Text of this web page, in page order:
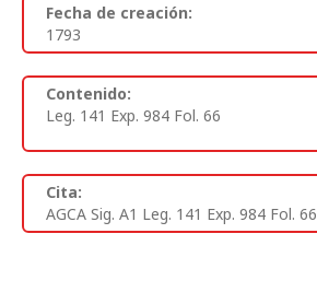
Fecha de creación:
1793
Contenido:
Leg. 141 Exp. 984 Fol. 66
Cita:
AGCA Sig. A1 Leg. 141 Exp. 984 Fol. 66